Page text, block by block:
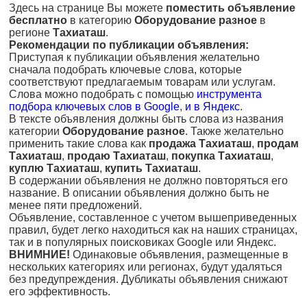
Здесь на странице Вы можете поместить объявление
бесплатно в категорию Оборудование разное в
регионе Тахиаташ.
Рекомендации по публикации объявления:
Приступая к публикации объявления желательно
сначала подобрать ключевые слова, которые
соответствуют предлагаемым товарам или услугам.
Слова можно подобрать с помощью инструмента
подбора ключевых слов в Google, и в Яндекс.
В тексте объявления должны быть слова из названия
категории Оборудование разное. Также желательно
применить такие слова как продажа Тахиаташ, продам
Тахиаташ, продаю Тахиаташ, покупка Тахиаташ,
куплю Тахиаташ, купить Тахиаташ.
В содержании объявления не должно повторяться его
название. В описании объявления должно быть не
менее пяти предложений.
Объявление, составленное с учетом вышеприведенных
правил, будет легко находиться как на наших страницах,
так и в популярных поисковиках Google или Яндекс.
ВНИМНИЕ! Одинаковые объявления, размещенные в
нескольких категориях или регионах, будут удаляться
без предупреждения. Дубликаты объявления снижают
его эффективность.